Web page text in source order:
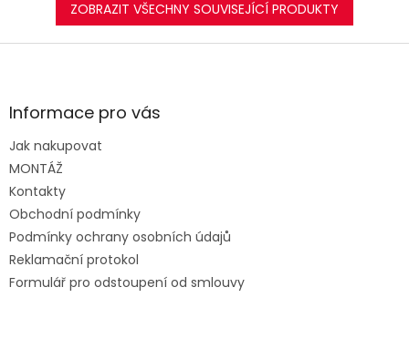
ZOBRAZIT VŠECHNY SOUVISEJÍCÍ PRODUKTY
Z
aInformace pro vás
Jak nakupovat
MONTÁŽ
Kontakty
Obchodní podmínky
Podmínky ochrany osobních údajů
Reklamační protokol
Formulář pro odstoupení od smlouvy